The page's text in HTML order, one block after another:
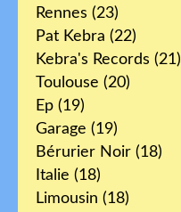
Rennes (23)
Pat Kebra (22)
Kebra's Records (21)
Toulouse (20)
Ep (19)
Garage (19)
Bérurier Noir (18)
Italie (18)
Limousin (18)